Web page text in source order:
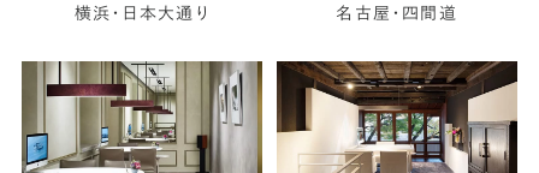
横浜・日本大通り 名古屋・四間道